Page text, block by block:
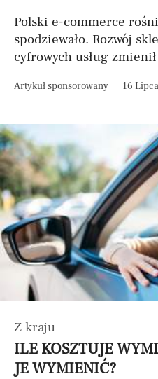
Polski e-commerce
spodziewało. Rozwój
cyfrowych usług
Artykuł sponsorowany 16
Z kraju
ILE KOSZTUJE
JE WYMIENIĆ?